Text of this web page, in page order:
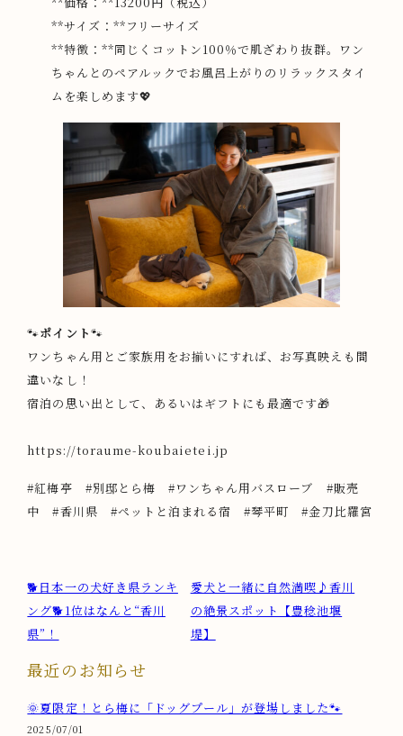
**サイズ：**フリーサイズ
**特徴：**同じくコットン100％で肌ざわり抜群。ワン
ちゃんとのペアルックでお風呂上がりのリラックスタイ
ムを楽しめます💖
🐾ポイント🐾
ワンちゃん用とご家族用をお揃いにすれば、お写真映えも間
違いなし！
宿泊の思い出として、あるいはギフトにも最適です🎁
https://toraume-koubaietei.jp
#紅梅亭 #別邸とら梅 #ワンちゃん用バスローブ #販売
中 #香川県 #ペットと泊まれる宿 #琴平町 #金刀比羅宮
🐕️日本一の犬好き県ランキ
ング🐕️1位はなんと“香川
県”！
愛犬と一緒に自然満喫♪香川
の絶景スポット【豊稔池堰
堤】
最近のお知らせ
🌞夏限定！とら梅に「ドッグプール」が登場しました🐾
2025/07/01